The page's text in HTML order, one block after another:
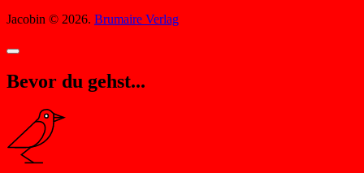
Jacobin © 2026. Brumaire Verlag
Bevor du gehst...